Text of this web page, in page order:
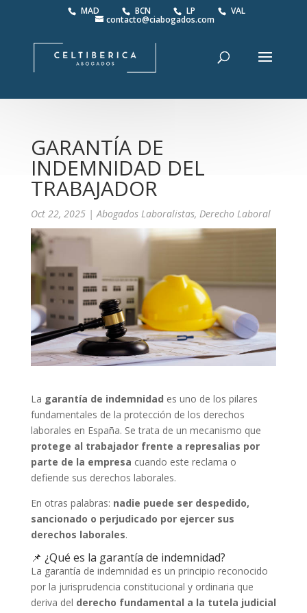
MAD BCN LP VAL
contacto@ciabogados.com
GARANTÍA DE
INDEMNIDAD DEL
TRABAJADOR
Oct 22, 2025|Abogados Laboralistas, Derecho Laboral
La garantía de indemnidad es uno de los pilares
fundamentales de la protección de los derechos
laborales en España. Se trata de un mecanismo que
protege al trabajador frente a represalias por
parte de la empresa cuando este reclama o
defiende sus derechos laborales.
En otras palabras: nadie puede ser despedido,
sancionado o perjudicado por ejercer sus
derechos laborales.
📌 ¿Qué es la garantía de indemnidad?
La garantía de indemnidad es un principio reconocido
por la jurisprudencia constitucional y ordinaria que
deriva del derecho fundamental a la tutela judicial